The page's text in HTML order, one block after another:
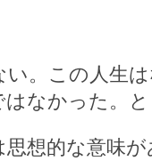
。この人生は
なかった。
想的な意味